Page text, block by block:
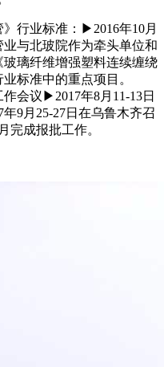
行业标准：▶2016年10月
与北玻院作为牵头单位和
璃纤维增强塑料连续缠绕
标准中的重点项目。
会议▶2017年8月11-13日
9月25-27日在乌鲁木齐召
完成报批工作。